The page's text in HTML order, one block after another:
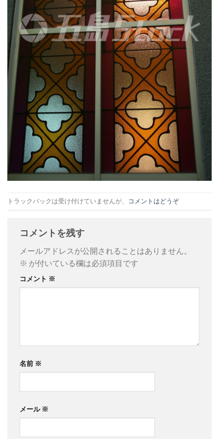
トラックバックは受け付けていませんが、 コメントはどうぞ
コメントを残す
メールアドレスが公開されることはありません。
※ が付いている欄は必須項目です
コメント ※
名前 ※
メール ※